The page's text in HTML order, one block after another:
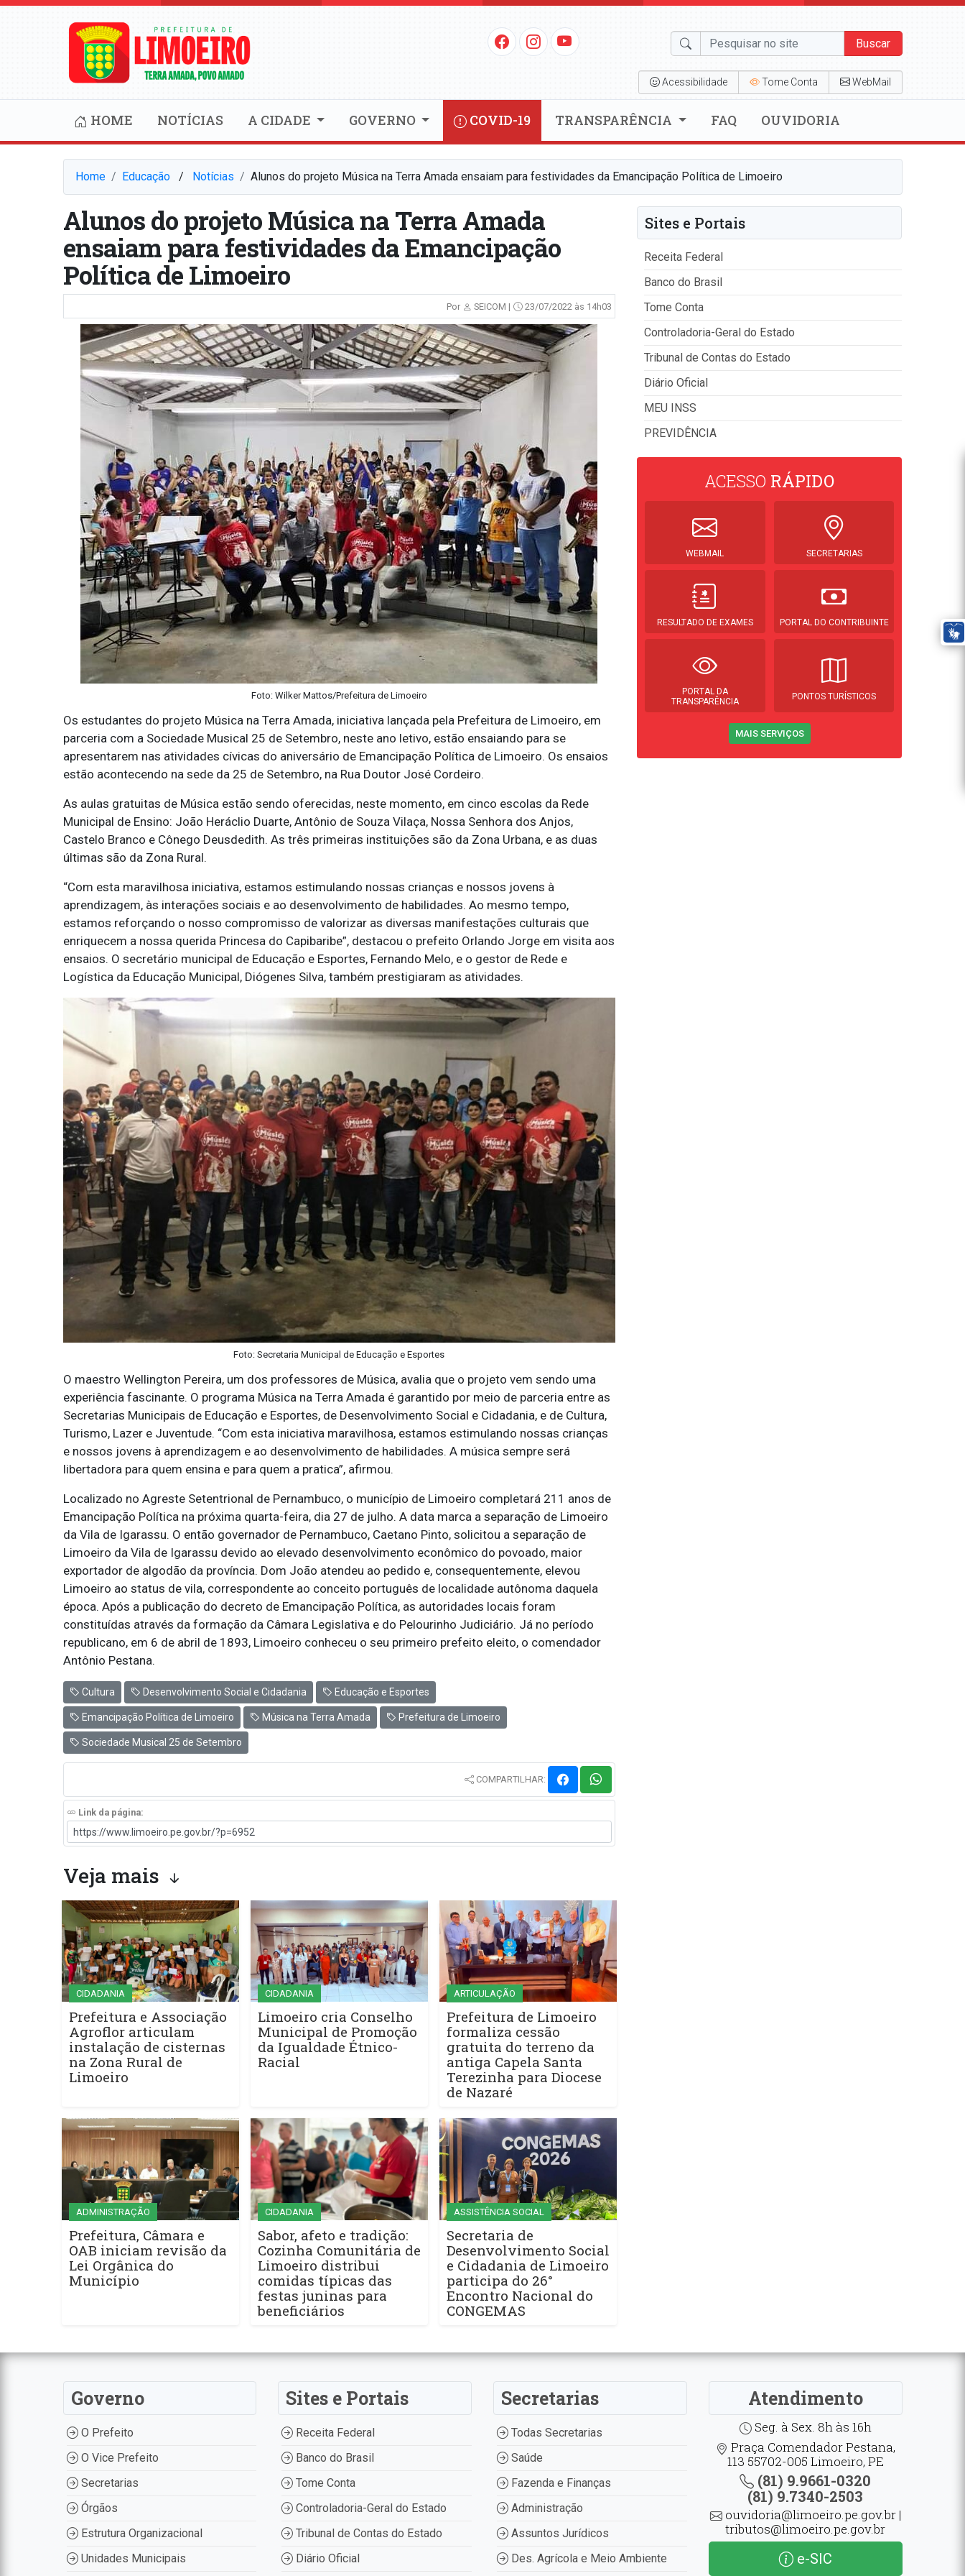
Buscar
Acessibilidade Tome Conta WebMail
HOME NOTÍCIAS A CIDADE GOVERNO COVID-19 TRANSPARÊNCIA FAQ OUVIDORIA
Home Educação⠀/⠀ Notícias Alunos do projeto Música na Terra Amada ensaiam para festividades da Emancipação Política de Limoeiro
Alunos do projeto Música na Terra Amada
ensaiam para festividades da Emancipação
Política de Limoeiro
Por SEICOM | 23/07/2022 às 14h03
Foto: Wilker Mattos/Prefeitura de Limoeiro
Os estudantes do projeto Música na Terra Amada, iniciativa lançada pela Prefeitura de Limoeiro, em
parceria com a Sociedade Musical 25 de Setembro, neste ano letivo, estão ensaiando para se
apresentarem nas atividades cívicas do aniversário de Emancipação Política de Limoeiro. Os ensaios
estão acontecendo na sede da 25 de Setembro, na Rua Doutor José Cordeiro.
As aulas gratuitas de Música estão sendo oferecidas, neste momento, em cinco escolas da Rede
Municipal de Ensino: João Heráclio Duarte, Antônio de Souza Vilaça, Nossa Senhora dos Anjos,
Castelo Branco e Cônego Deusdedith. As três primeiras instituições são da Zona Urbana, e as duas
últimas são da Zona Rural.
“Com esta maravilhosa iniciativa, estamos estimulando nossas crianças e nossos jovens à
aprendizagem, às interações sociais e ao desenvolvimento de habilidades. Ao mesmo tempo,
estamos reforçando o nosso compromisso de valorizar as diversas manifestações culturais que
enriquecem a nossa querida Princesa do Capibaribe”, destacou o prefeito Orlando Jorge em visita aos
ensaios. O secretário municipal de Educação e Esportes, Fernando Melo, e o gestor de Rede e
Logística da Educação Municipal, Diógenes Silva, também prestigiaram as atividades.
Foto: Secretaria Municipal de Educação e Esportes
O maestro Wellington Pereira, um dos professores de Música, avalia que o projeto vem sendo uma
experiência fascinante. O programa Música na Terra Amada é garantido por meio de parceria entre as
Secretarias Municipais de Educação e Esportes, de Desenvolvimento Social e Cidadania, e de Cultura,
Turismo, Lazer e Juventude. “Com esta iniciativa maravilhosa, estamos estimulando nossas crianças
e nossos jovens à aprendizagem e ao desenvolvimento de habilidades. A música sempre será
libertadora para quem ensina e para quem a pratica”, afirmou.
Localizado no Agreste Setentrional de Pernambuco, o município de Limoeiro completará 211 anos de
Emancipação Política na próxima quarta-feira, dia 27 de julho. A data marca a separação de Limoeiro
da Vila de Igarassu. O então governador de Pernambuco, Caetano Pinto, solicitou a separação de
Limoeiro da Vila de Igarassu devido ao elevado desenvolvimento econômico do povoado, maior
exportador de algodão da província. Dom João atendeu ao pedido e, consequentemente, elevou
Limoeiro ao status de vila, correspondente ao conceito português de localidade autônoma daquela
época. Após a publicação do decreto de Emancipação Política, as autoridades locais foram
constituídas através da formação da Câmara Legislativa e do Pelourinho Judiciário. Já no período
republicano, em 6 de abril de 1893, Limoeiro conheceu o seu primeiro prefeito eleito, o comendador
Antônio Pestana.
Cultura Desenvolvimento Social e Cidadania Educação e Esportes
Emancipação Política de Limoeiro Música na Terra Amada Prefeitura de Limoeiro
Sociedade Musical 25 de Setembro
COMPARTILHAR:
Link da página:
Veja mais
CIDADANIA
Prefeitura e Associação
Agroflor articulam
instalação de cisternas
na Zona Rural de
Limoeiro
CIDADANIA
Limoeiro cria Conselho
Municipal de Promoção
da Igualdade Étnico-
Racial
ARTICULAÇÃO
Prefeitura de Limoeiro
formaliza cessão
gratuita do terreno da
antiga Capela Santa
Terezinha para Diocese
de Nazaré
ADMINISTRAÇÃO
Prefeitura, Câmara e
OAB iniciam revisão da
Lei Orgânica do
Município
CIDADANIA
Sabor, afeto e tradição:
Cozinha Comunitária de
Limoeiro distribui
comidas típicas das
festas juninas para
beneficiários
ASSISTÊNCIA SOCIAL
Secretaria de
Desenvolvimento Social
e Cidadania de Limoeiro
participa do 26°
Encontro Nacional do
CONGEMAS
Sites e Portais
Receita Federal
Banco do Brasil
Tome Conta
Controladoria-Geral do Estado
Tribunal de Contas do Estado
Diário Oficial
MEU INSS
PREVIDÊNCIA
ACESSO RÁPIDO
WEBMAIL SECRETARIAS
RESULTADO DE EXAMES PORTAL DO CONTRIBUINTE
PORTAL DA
TRANSPARÊNCIA
PONTOS TURÍSTICOS
MAIS SERVIÇOS
Governo
O Prefeito
O Vice Prefeito
Secretarias
Órgãos
Estrutura Organizacional
Unidades Municipais
Sites e Portais
Receita Federal
Banco do Brasil
Tome Conta
Controladoria-Geral do Estado
Tribunal de Contas do Estado
Diário Oficial
Secretarias
Todas Secretarias
Saúde
Fazenda e Finanças
Administração
Assuntos Jurídicos
Des. Agrícola e Meio Ambiente
Atendimento
Seg. à Sex. 8h às 16h
Praça Comendador Pestana,
113 55702-005 Limoeiro, PE
(81) 9.9661-0320
(81) 9.7340-2503
ouvidoria@limoeiro.pe.gov.br |
tributos@limoeiro.pe.gov.br
e-SIC